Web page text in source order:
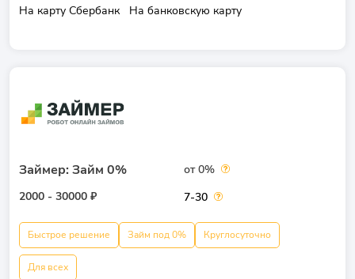
На карту Сбербанк На банковскую карту
Займер: Займ 0%
2000 - 30000 ₽
от 0%
7-30
Быстрое решение Займ под 0% Круглосуточно
Для всех